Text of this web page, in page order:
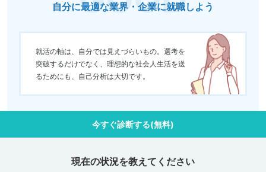
自分に最適な業界・企業に就職しよう
就活の軸は、自分では見えづらいもの。選考を
突破するだけでなく、理想的な社会人生活を送
るためにも、自己分析は大切です。
今すぐ診断する(無料)
現在の状況を教えてください